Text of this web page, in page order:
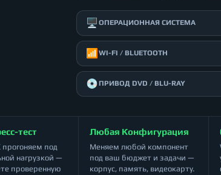
🖥️ ОПЕРАЦИОННАЯ СИСТЕМА
📶 WI-FI / BLUETOOTH
💿 ПРИВОД DVD / BLU-RAY
тест
под
нагрузкой —
проверенную
Любая Конфигурация
Меняем любой компонент
под ваш бюджет и задачи —
корпус, память, видеокарту.